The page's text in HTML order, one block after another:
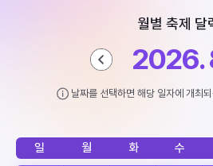
월별 축제 달
2026.
날짜를 선택하면 해당 일자에 개최
일 월 화 수